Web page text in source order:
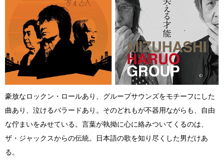
豪放なロックン・ロールあり、グループサウンズをモチーフにした
曲あり、泣けるバラードあり。そのどれもが不器用ながらも、自由
な佇まいをみせている。言葉が執拗に心に絡みついてくるのは、
ザ・ジャックスからの伝統。日本語の歌を知り尽くした男だけあ
る。